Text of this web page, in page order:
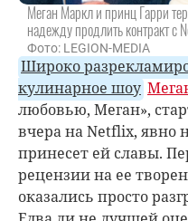
Меган Маркл и принц Гарри
надежду продлить контракт с
Фото: LEGION-MEDIA
Широко
кулинарное шоу
любовью, Меган»,
вчера на Netflix, явно
принесет ей славы.
рецензии на ее
оказались просто